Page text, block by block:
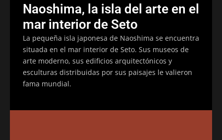
Naoshima, la isla del arte en el
mar interior de Seto
La pequeña isla japonesa de Naoshima se encuentra
situada en el mar interior de Seto. Sus museos de
arte moderno, sus edificios arquitectónicos y
esculturas distribuidas por sus paisajes le valieron
fama mundial.